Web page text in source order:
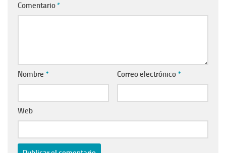
Comentario *
Nombre * Correo electrónico *
Web